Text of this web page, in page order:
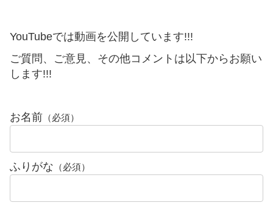
YouTubeでは動画を公開しています!!!
ご質問、ご意見、その他コメントは以下からお願い
します!!!
お名前 （必須）
ふりがな （必須）